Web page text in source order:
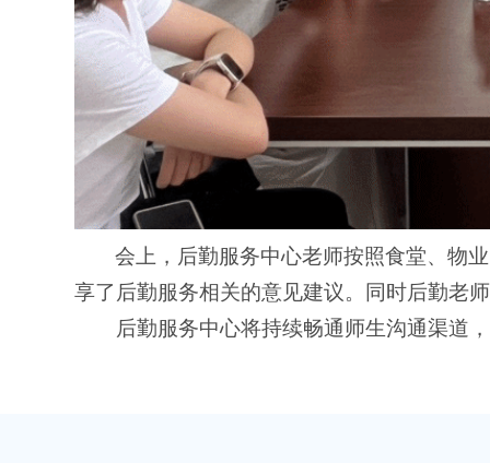
会上，后勤服务中心老师按照食堂、物
享了后勤服务相关的意见建议。同时后勤老
后勤服务中心将持续畅通师生沟通渠道